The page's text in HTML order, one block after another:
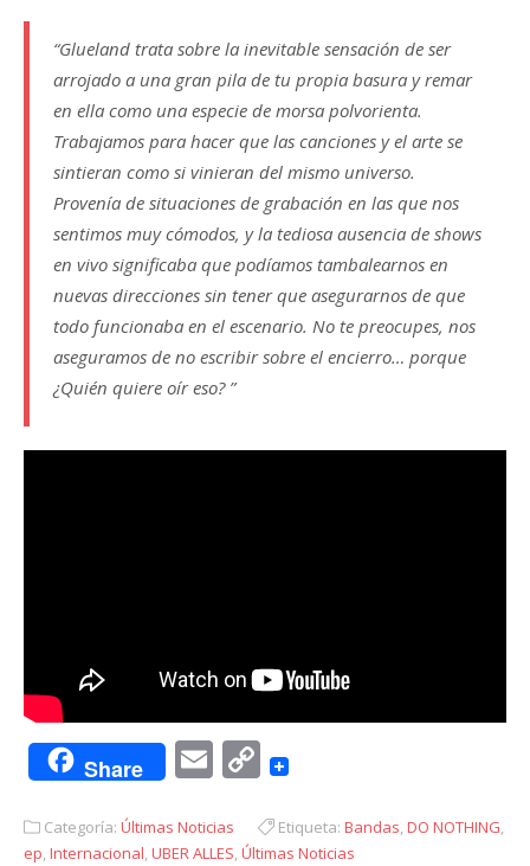
“Glueland trata sobre la inevitable sensación de ser
arrojado a una gran pila de tu propia basura y remar
en ella como una especie de morsa polvorienta.
Trabajamos para hacer que las canciones y el arte se
sintieran como si vinieran del mismo universo.
Provenía de situaciones de grabación en las que nos
sentimos muy cómodos, y la tediosa ausencia de shows
en vivo significaba que podíamos tambalearnos en
nuevas direcciones sin tener que asegurarnos de que
todo funcionaba en el escenario. No te preocupes, nos
aseguramos de no escribir sobre el encierro… porque
¿Quién quiere oír eso? ”
Share EmailCopy
Categoría: Últimas Noticias Etiqueta: Bandas,DO NOTHING,
ep,Internacional,UBER ALLES,Últimas Noticias